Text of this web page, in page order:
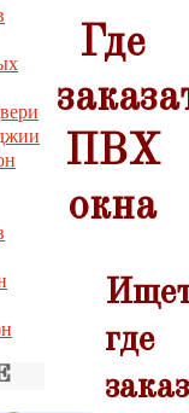
Где
ПВХ
окна
где